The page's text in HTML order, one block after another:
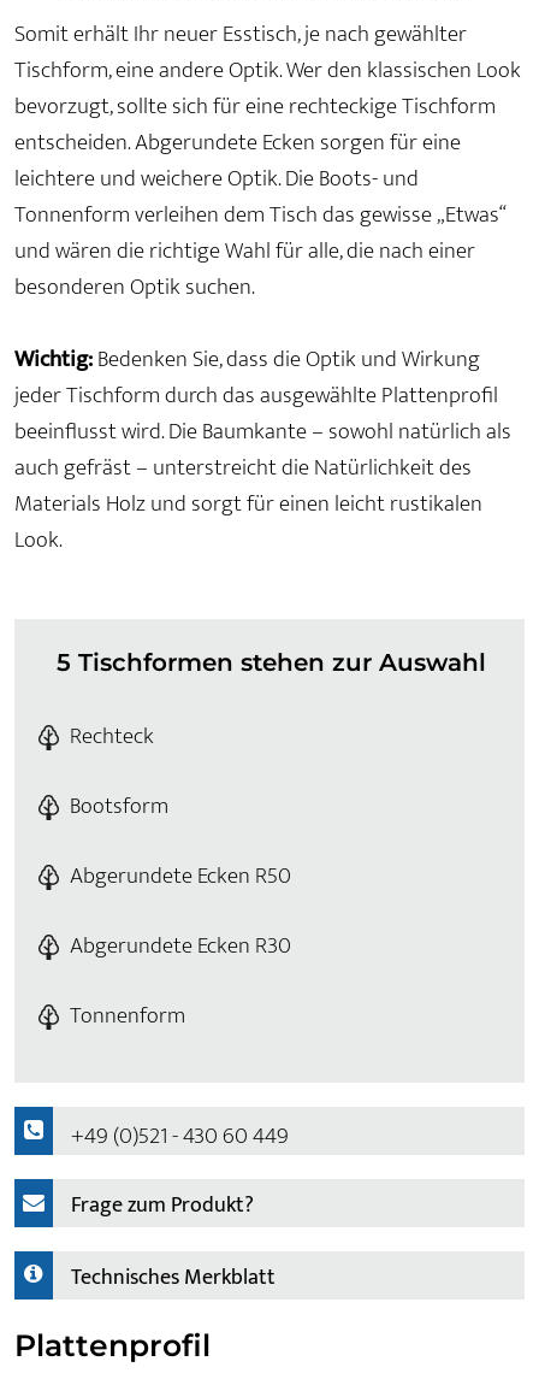
Somit erhält Ihr neuer Esstisch, je nach gewählter
Tischform, eine andere Optik. Wer den klassischen Look
bevorzugt, sollte sich für eine rechteckige Tischform
entscheiden. Abgerundete Ecken sorgen für eine
leichtere und weichere Optik. Die Boots- und
Tonnenform verleihen dem Tisch das gewisse „Etwas“
und wären die richtige Wahl für alle, die nach einer
besonderen Optik suchen.
Wichtig:Bedenken Sie, dass die Optik und Wirkung
jeder Tischform durch das ausgewählte Plattenprofil
beeinflusst wird. Die Baumkante – sowohl natürlich als
auch gefräst – unterstreicht die Natürlichkeit des
Materials Holz und sorgt für einen leicht rustikalen
Look.
5 Tischformen stehen zur Auswahl
Rechteck
Bootsform
Abgerundete Ecken R50
Abgerundete Ecken R30
Tonnenform
+49 (0)521 - 430 60 449
Frage zum Produkt?
Technisches Merkblatt
Plattenprofil